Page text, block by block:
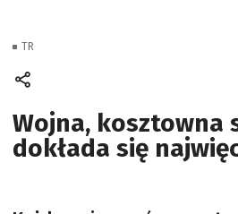
Wojna, kosztowna
dokłada się
TR